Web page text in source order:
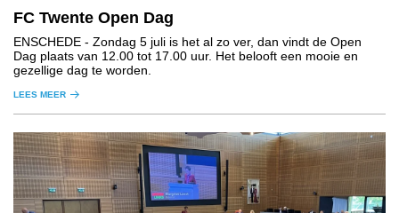
FC Twente Open Dag
ENSCHEDE - Zondag 5 juli is het al zo ver, dan vindt de Open
Dag plaats van 12.00 tot 17.00 uur. Het belooft een mooie en
gezellige dag te worden.
LEES MEER